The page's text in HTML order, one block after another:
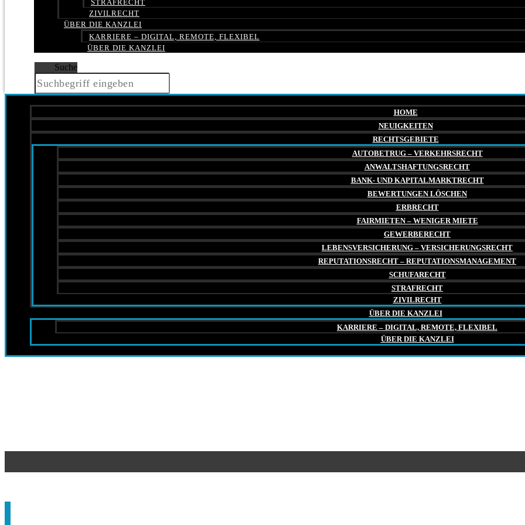
STRAFRECHT
ZIVILRECHT
ÜBER DIE KANZLEI
KARRIERE – DIGITAL, REMOTE, FLEXIBEL
ÜBER DIE KANZLEI
Suche
HOME
NEUIGKEITEN
RECHTSGEBIETE
AUTOBETRUG – VERKEHRSRECHT
ANWALTSHAFTUNGSRECHT
BANK- UND KAPITALMARKTRECHT
BEWERTUNGEN LÖSCHEN
ERBRECHT
FAIRMIETEN – WENIGER MIETE
GEWERBERECHT
LEBENSVERSICHERUNG – VERSICHERUNGSRECHT
REPUTATIONSRECHT – REPUTATIONSMANAGEMENT
SCHUFARECHT
STRAFRECHT
ZIVILRECHT
ÜBER DIE KANZLEI
KARRIERE – DIGITAL, REMOTE, FLEXIBEL
ÜBER DIE KANZLEI